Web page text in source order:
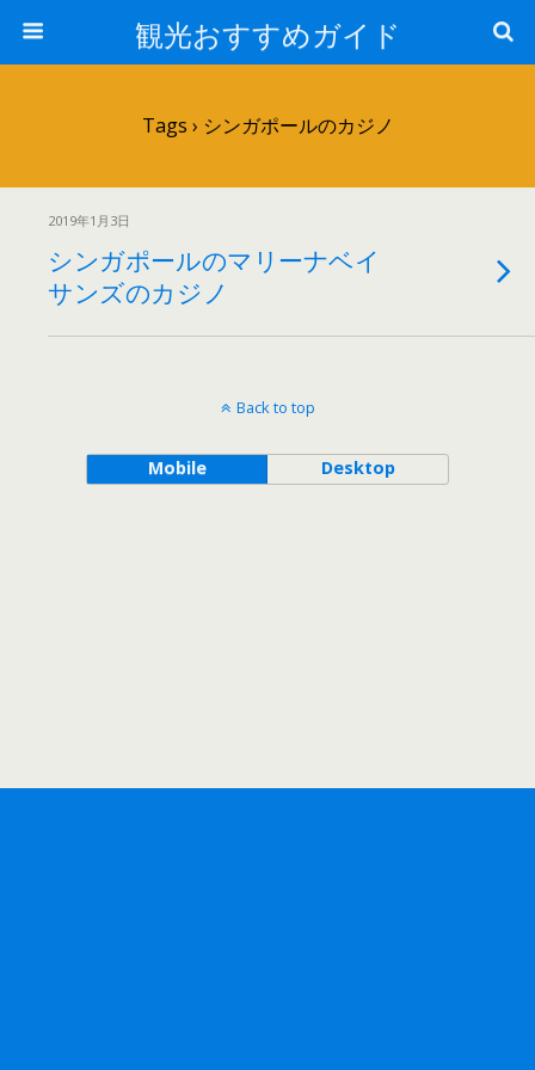
観光おすすめガイド
Tags › シンガポールのカジノ
2019年1月3日
シンガポールのマリーナベイ
サンズのカジノ
Back to top
Mobile Desktop